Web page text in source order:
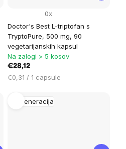
Doctor's Best L-triptofan s
TryptoPure, 500 mg, 90
vegetarijanskih kapsul
0x
Na zalogi > 5 kosov
€28,12
Cena
enoto:
€0,31 / 1 capsule
Regeneracija